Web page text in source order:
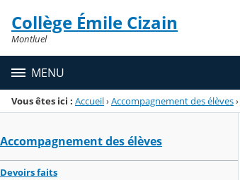
Menu de la rubrique
Contenu
Collège Émile Cizain
Montluel
MENU
Vous êtes ici : Accueil›Accompagnement des élèves›
Accompagnement des élèves
Devoirs faits